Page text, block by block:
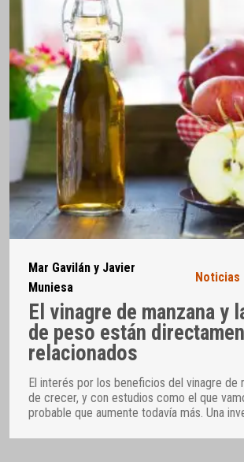
Mar Gavilán y Javier
Muniesa
El vinagre de manzana y
de peso están
relacionados
El interés por los beneficios del vinagre de
de crecer, y con estudios como el que
probable que aumente todavía más. Una